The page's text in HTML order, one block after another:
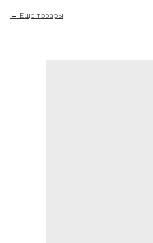
Еще товары